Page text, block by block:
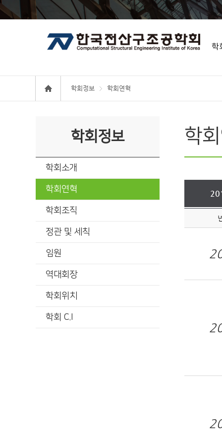
학
학회정보 학회연혁
학회정보
학회소개
학회연혁
학회조직
정관 및 세칙
임원
역대회장
학회위치
학회 C.I
학